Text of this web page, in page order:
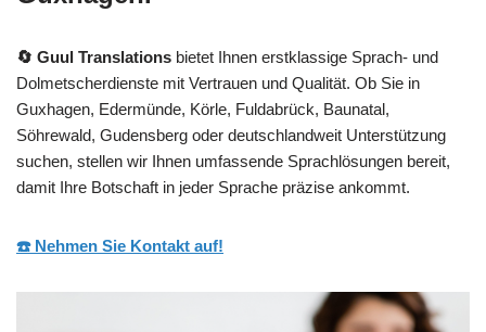
🔄 Guul Translations bietet Ihnen erstklassige Sprach- und
Dolmetscherdienste mit Vertrauen und Qualität. Ob Sie in
Guxhagen, Edermünde, Körle, Fuldabrück, Baunatal,
Söhrewald, Gudensberg oder deutschlandweit Unterstützung
suchen, stellen wir Ihnen umfassende Sprachlösungen bereit,
damit Ihre Botschaft in jeder Sprache präzise ankommt.
☎️ Nehmen Sie Kontakt auf!